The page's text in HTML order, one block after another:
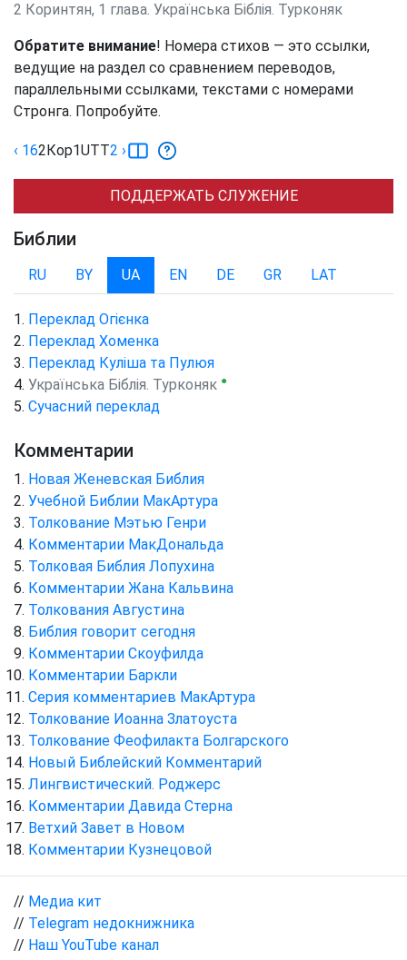
2 Коринтян, 1 глава. Українська Біблія. Турконяк
Обратите внимание! Номера стихов — это ссылки,
ведущие на раздел со сравнением переводов,
параллельными ссылками, текстами с номерами
Стронга. Попробуйте.
‹ 162Кор1UTT2 ›
ПОДДЕРЖАТЬ СЛУЖЕНИЕ
Библии
RU BY UA EN DE GR LAT
Переклад Огієнка
Переклад Хоменка
Переклад Куліша та Пулюя
Українська Біблія. Турконяк ●
Сучасний переклад
Комментарии
Новая Женевская Библия
Учебной Библии МакАртура
Толкование Мэтью Генри
Комментарии МакДональда
Толковая Библия Лопухина
Комментарии Жана Кальвина
Толкования Августина
Библия говорит сегодня
Комментарии Скоуфилда
Комментарии Баркли
Серия комментариев МакАртура
Толкование Иоанна Златоуста
Толкование Феофилакта Болгарского
Новый Библейский Комментарий
Лингвистический. Роджерс
Комментарии Давида Стерна
Ветхий Завет в Новом
Комментарии Кузнецовой
// Медиа кит
// Telegram недокнижника
// Наш YouTube канал